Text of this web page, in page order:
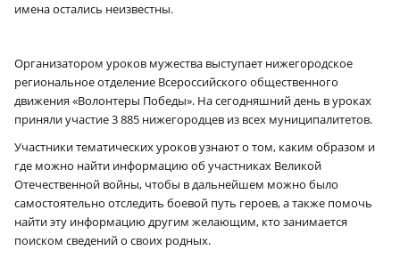
имена остались неизвестны.
Организатором уроков мужества выступает нижегородское
региональное отделение Всероссийского общественного
движения «Волонтеры Победы». На сегодняшний день в уроках
приняли участие 3 885 нижегородцев из всех муниципалитетов.
Участники тематических уроков узнают о том, каким образом и
где можно найти информацию об участниках Великой
Отечественной войны, чтобы в дальнейшем можно было
самостоятельно отследить боевой путь героев, а также помочь
найти эту информацию другим желающим, кто занимается
поиском сведений о своих родных.